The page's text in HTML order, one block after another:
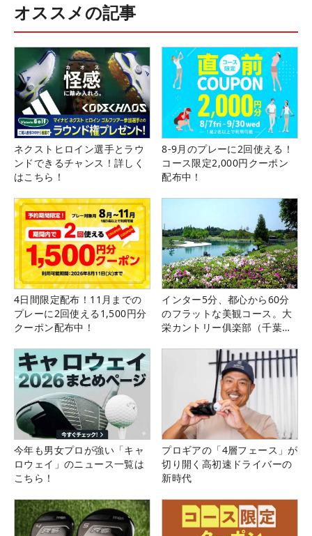
オススメの記事
ネクストヒロイン選手とラウ
ンドできるチャンス！詳しく
はこちら！
8-9月のプレーに2回使える！
コース限定2,000円クーポン
配布中！
4日間限定配布！11月までの
プレーに2回使える1,500円分
クーポン配布中！
インター5分、都心から60分
のフラットな美観コース。大
栄カントリー俱楽部（千葉
今年も男女プロが強い「キャ
ロウェイ」のニュース一覧は
こちら！
プロギアの「4層フェース」が
切り開く高初速ドライバーの
新時代